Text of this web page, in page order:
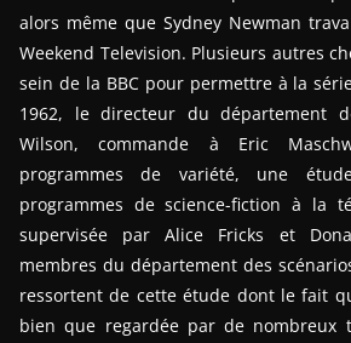
alors même que Sydney Newman
Weekend Television. Plusieurs autres
sein de la BBC pour permettre à la
1962, le directeur du département
Wilson, commande à Eric
programmes de variété, une
programmes de science-fiction à la
supervisée par Alice Fricks et
membres du département des
ressortent de cette étude dont le fait
bien que regardée par de nombreux